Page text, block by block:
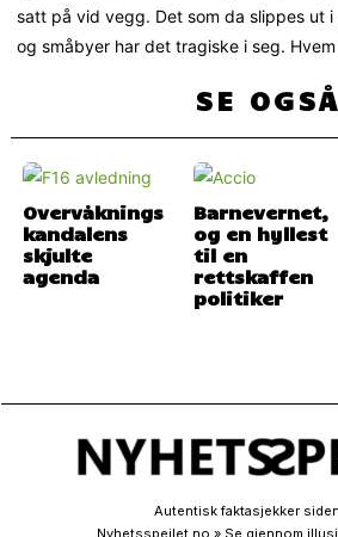
satt på vid vegg. Det som da slippes ut
og småbyer har det tragiske i seg.
SE OGSÅ
Overvåknings
kandalens
skjulte
agenda
Barnevernet,
og en hyllest
til en
rettskaffen
politiker
Autentisk faktasjekker
Nyhetsspeilet.no » Se gjennom